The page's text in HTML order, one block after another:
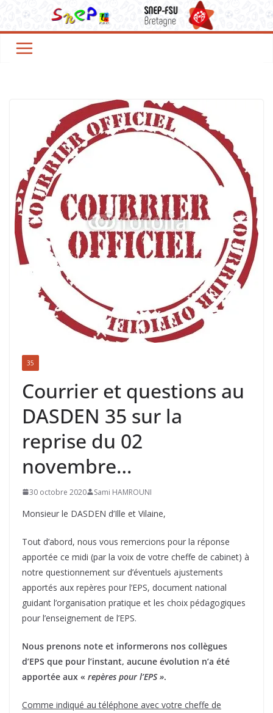
35
Courrier et questions au
DASDEN 35 sur la
reprise du 02
novembre…
30 octobre 2020 Sami HAMROUNI
Monsieur le DASDEN d’Ille et Vilaine,
Tout d’abord, nous vous remercions pour la réponse
apportée ce midi (par la voix de votre cheffe de cabinet) à
notre questionnement sur d’éventuels ajustements
apportés aux repères pour l’EPS, document national
guidant l’organisation pratique et les choix pédagogiques
pour l’enseignement de l’EPS.
Nous prenons note et informerons nos collègues
d’EPS que pour l’instant, aucune évolution n’a été
apportée aux « repères pour l’EPS ».
Comme indiqué au téléphone avec votre cheffe de